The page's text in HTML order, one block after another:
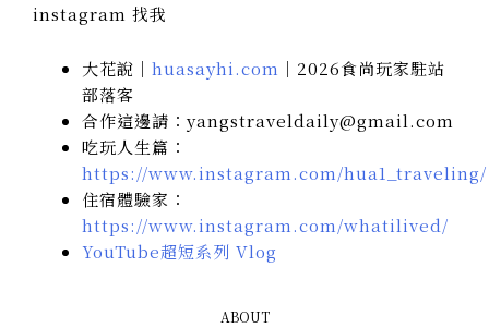
instagram 找我
大花說｜ huasayhi.com ｜2026食尚玩家駐站
部落客
合作這邊請：yangstraveldaily@gmail.com
吃玩人生篇：
https://www.instagram.com/hua1_traveling/
住宿體驗家：
https://www.instagram.com/whatilived/
YouTube超短系列 Vlog
ABOUT